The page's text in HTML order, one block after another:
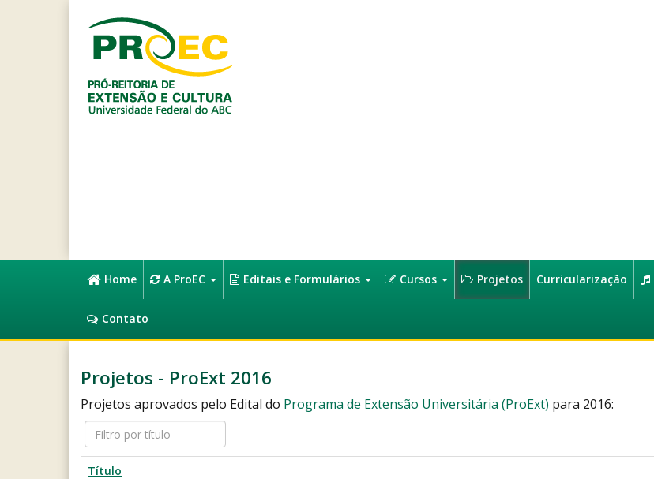
Home A ProEC Editais e Formulários Cursos Projetos Curricularização
Contato
Projetos - ProExt 2016
Projetos aprovados pelo Edital do Programa de Extensão Universitária (ProExt) para 2016:
Filtro
por
título
Título